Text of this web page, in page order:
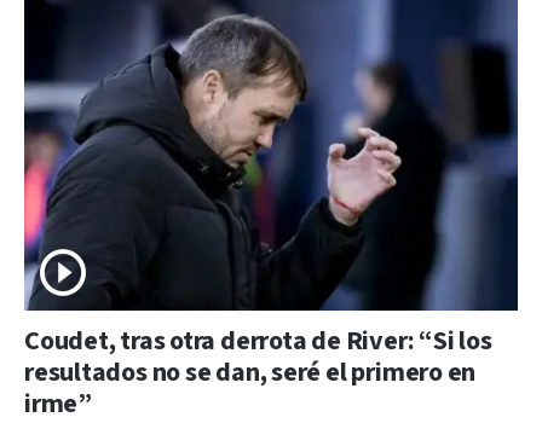
Coudet, tras otra derrota de River: “Si los
resultados no se dan, seré el primero en
irme”